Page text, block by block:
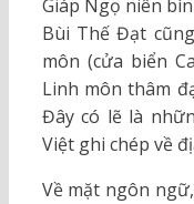
Giáp Ngọ niên
Bùi Thế Đạt
môn (cửa biển
Linh môn thâm
Đây có lẽ là
Việt ghi chép về
Về mặt ngôn